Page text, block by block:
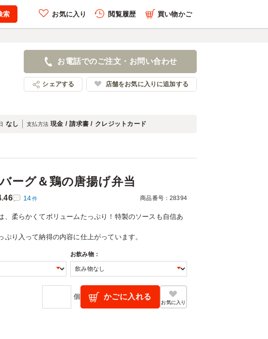
お気に入り 閲覧履歴
履歴を全件削除する
店舗名：でみっさん
買い物かご
お電話でのご注文・お問い合わせ
シェアする 店舗をお気に入りに追加する
なし 支払方法 現金 / 請求書 / クレジットカード
ーグ＆鶏の唐揚げ弁当
14件 商品番号：28394
、柔らかくてボリュームたっぷり！特製のソースも自信あ
ぷり入って納得の内容に仕上がっています。
お飲み物：
個 かごに入れる
お気に入り